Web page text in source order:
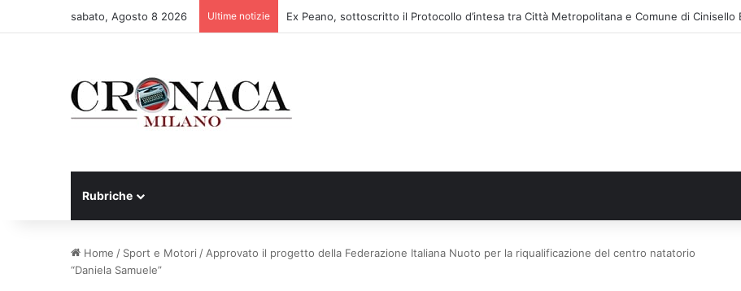
sabato, Agosto 8 2026 Ultime notizie
Rubriche
Home / Sport e Motori / Approvato il progetto della Federazione Italiana Nuoto per la riqualificazione del centro natatorio
“Daniela Samuele”